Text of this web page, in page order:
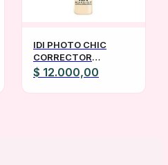
IDI PHOTO CHIC
CORRECTOR
HIPOALERGENICO
TODOS LOS TONOS
$ 12.000,00